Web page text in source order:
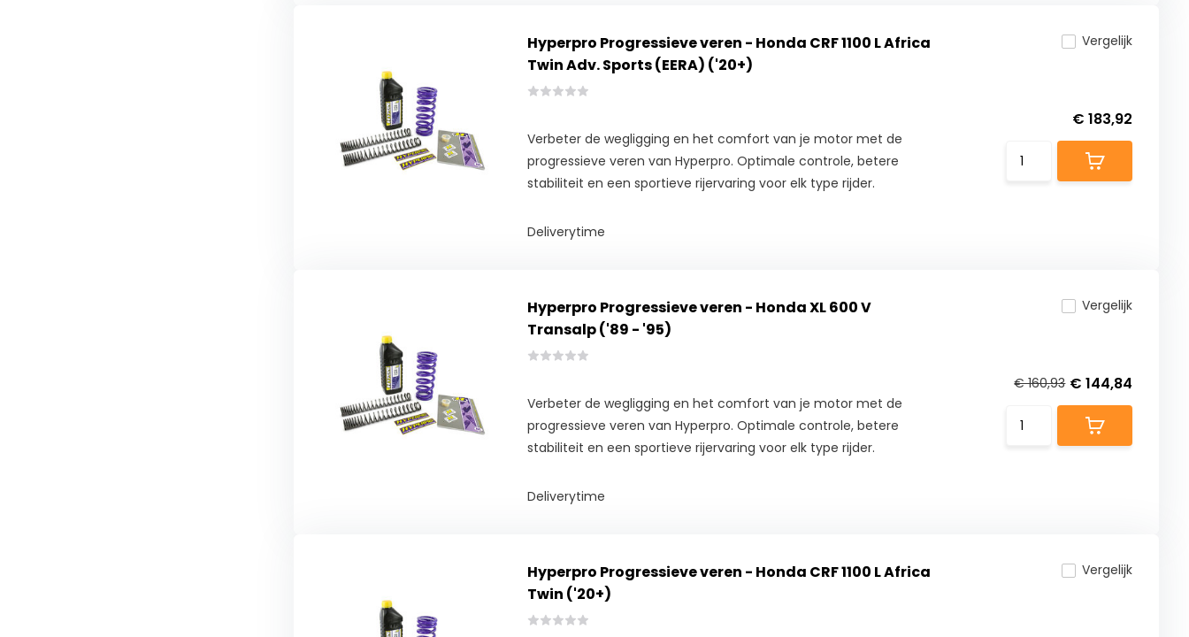
Hyperpro Progressieve veren - Honda CRF 1100 L Africa
Twin Adv. Sports (EERA) ('20+)
Verbeter de wegligging en het comfort van je motor met de
progressieve veren van Hyperpro. Optimale controle, betere
stabiliteit en een sportieve rijervaring voor elk type rijder.
Deliverytime
Vergelijk
€ 183,92
Hyperpro Progressieve veren - Honda XL 600 V
Transalp ('89 - '95)
Verbeter de wegligging en het comfort van je motor met de
progressieve veren van Hyperpro. Optimale controle, betere
stabiliteit en een sportieve rijervaring voor elk type rijder.
Deliverytime
Vergelijk
€ 160,93 € 144,84
Hyperpro Progressieve veren - Honda CRF 1100 L Africa
Twin ('20+)
Vergelijk